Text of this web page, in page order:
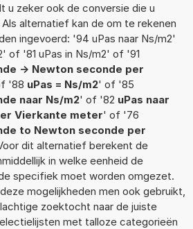
u zeker ook de conversie die u
alternatief kan de om te rekenen
ingevoerd: '94 uPas naar Ns/m2'
of '81 uPas in Ns/m2' of '91
-> Newton seconde per
'88 uPas = Ns/m2' of '85
naar Ns/m2' of '82 uPas naar
Vierkante meter' of '76
to Newton seconde per
dit alternatief berekent de
in welke eenheid de
specifiek moet worden omgezet.
mogelijkheden men ook gebruikt,
zoektocht naar de juiste
met talloze categorieën